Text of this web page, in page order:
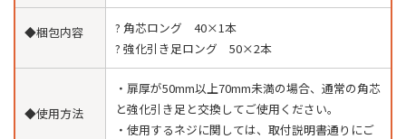
◆梱包内容
? 角芯ロング 40×1本
? 強化引き足ロング 50×2本
◆使用方法
・扉厚が50mm以上70mm未満の場合、通常の角芯
と強化引き足と交換してご使用ください。
・使用するネジに関しては、取付説明書通りにご